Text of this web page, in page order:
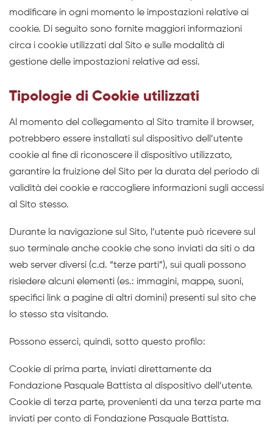
modificare in ogni momento le impostazioni relative ai
cookie. Di seguito sono fornite maggiori informazioni
circa i cookie utilizzati dal Sito e sulle modalità di
gestione delle impostazioni relative ad essi.
Tipologie di Cookie utilizzati
Al momento del collegamento al Sito tramite il browser,
potrebbero essere installati sul dispositivo dell’utente
cookie al fine di riconoscere il dispositivo utilizzato,
garantire la fruizione del Sito per la durata del periodo di
validità dei cookie e raccogliere informazioni sugli accessi
al Sito stesso.
Durante la navigazione sul Sito, l’utente può ricevere sul
suo terminale anche cookie che sono inviati da siti o da
web server diversi (c.d. “terze parti”), sui quali possono
risiedere alcuni elementi (es.: immagini, mappe, suoni,
specifici link a pagine di altri domini) presenti sul sito che
lo stesso sta visitando.
Possono esserci, quindi, sotto questo profilo:
Cookie di prima parte, inviati direttamente da
Fondazione Pasquale Battista al dispositivo dell’utente.
Cookie di terza parte, provenienti da una terza parte ma
inviati per conto di Fondazione Pasquale Battista.